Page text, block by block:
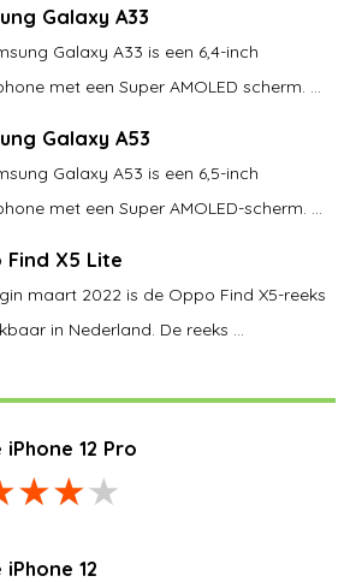
Galaxy A33
Galaxy A33 is een 6,4-inch
met een Super AMOLED scherm. ...
Galaxy A53
Galaxy A53 is een 6,5-inch
met een Super AMOLED-scherm. ...
Find X5 Lite
maart 2022 is de Oppo Find X5-reeks
in Nederland. De reeks ...
iPhone 12 Pro
12